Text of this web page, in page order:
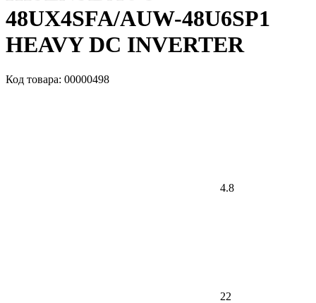
48UX4SFA/AUW-48U6SP1
HEAVY DC INVERTER
Код товара: 00000498
4.8
22